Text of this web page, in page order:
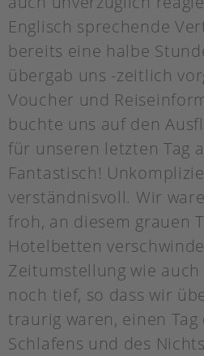
Englisch sprechende
bereits eine halbe
übergab uns -zeitlich
Voucher und
buchte uns auf den
für unseren letzten Tag
Fantastisch!
verständnisvoll. Wir
froh, an diesem grauen
Hotelbetten
Zeitumstellung wie
noch tief, so dass wir
traurig waren, einen Tag
Schlafens und des